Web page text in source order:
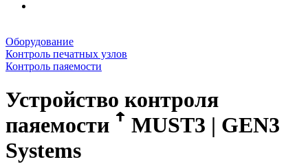
Оборудование
Контроль печатных узлов
Контроль паяемости
Устройство контроля
паяемости ꜛ MUST3 | GEN3
Systems